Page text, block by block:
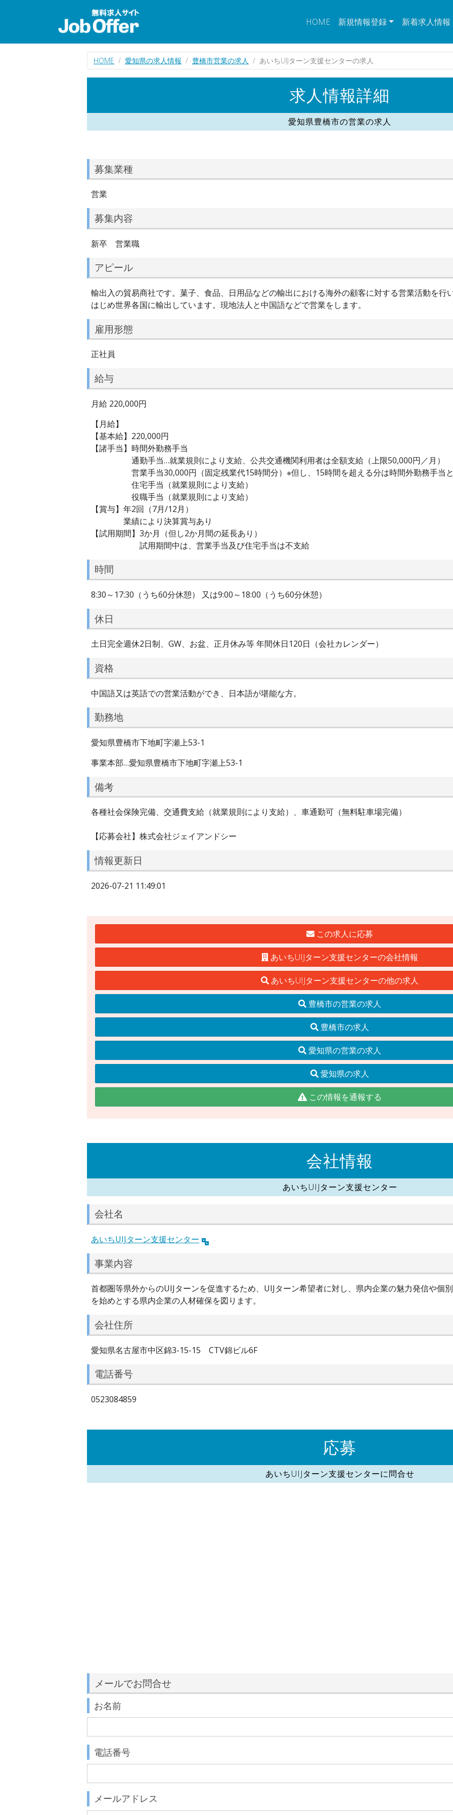
HOME 新規情報登録 新着求人情報
HOME 愛知県の求人情報 豊橋市営業の求人 あいちUIJターン支援センターの求人
求人情報詳細
愛知県豊橋市の営業の求人
募集業種
営業
募集内容
新卒 営業職
アピール
輸出入の貿易商社です。菓子、食品、日用品などの輸出における海外の顧客に対する営業活動を行
はじめ世界各国に輸出しています。現地法人と中国語などで営業をします。
雇用形態
正社員
給与
月給 220,000円
【月給】
【基本給】220,000円
【諸手当】時間外勤務手当
通勤手当…就業規則により支給、公共交通機関利用者は全額支給（上限50,000円／月）
営業手当30,000円（固定残業代15時間分）※但し、15時間を超える分は時間外勤務手当
住宅手当（就業規則により支給）
役職手当（就業規則により支給）
【賞与】年2回（7月/12月）
業績により決算賞与あり
【試用期間】3か月（但し2か月間の延長あり）
試用期間中は、営業手当及び住宅手当は不支給
時間
8:30～17:30（うち60分休憩） 又は9:00～18:00（うち60分休憩）
休日
土日完全週休2日制、GW、お盆、正月休み等 年間休日120日（会社カレンダー）
資格
中国語又は英語での営業活動ができ、日本語が堪能な方。
勤務地
愛知県豊橋市下地町字瀬上53-1
事業本部…愛知県豊橋市下地町字瀬上53-1
備考
各種社会保険完備、交通費支給（就業規則により支給）、車通勤可（無料駐車場完備）
【応募会社】株式会社ジェイアンドシー
情報更新日
2026-07-21 11:49:01
この求人に応募
あいちUIJターン支援センターの会社情報
あいちUIJターン支援センターの他の求人
豊橋市の営業の求人
豊橋市の求人
愛知県の営業の求人
愛知県の求人
この情報を通報する
会社情報
あいちUIJターン支援センター
会社名
あいちUIJターン支援センター
事業内容
首都圏等県外からのUIJターンを促進するため、UIJターン希望者に対し、県内企業の魅力発信や個
を始めとする県内企業の人材確保を図ります。
会社住所
愛知県名古屋市中区錦3-15-15 CTV錦ビル6F
電話番号
0523084859
応募
あいちUIJターン支援センターに問合せ
メールでお問合せ
お名前
電話番号
メールアドレス